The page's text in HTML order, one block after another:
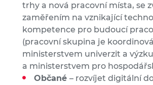
trhy a nová pracovní místa, se
zaměřením na vznikající
kompetence pro budoucí
(pracovní skupina je
ministerstvem univerzit a
a ministerstvem pro
Občané – rozvíjet digitální